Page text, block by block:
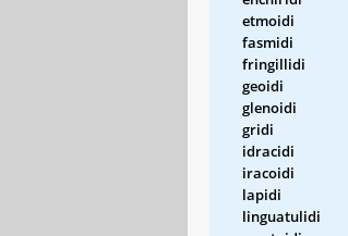
etmoidi
fasmidi
fringillidi
geoidi
glenoidi
gridi
idracidi
iracoidi
lapidi
linguatulidi